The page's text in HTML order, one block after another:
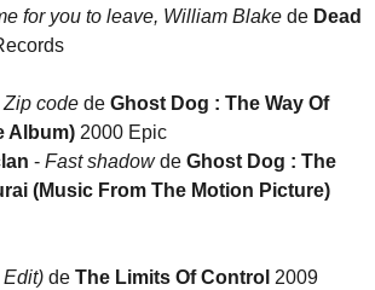
for you to leave, William Blake de Dead
Zip code de Ghost Dog : The Way Of
Album) 2000 Epic
- Fast shadowde Ghost Dog : The
(Music From The Motion Picture)
Edit) de The Limits Of Control 2009